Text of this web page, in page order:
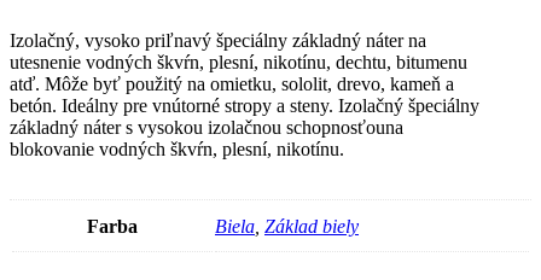
Izolačný, vysoko priľnavý špeciálny základný náter na
utesnenie vodných škvŕn, plesní, nikotínu, dechtu, bitumenu
atď. Môže byť použitý na omietku, sololit, drevo, kameň a
betón. Ideálny pre vnútorné stropy a steny. Izolačný špeciálny
základný náter s vysokou izolačnou schopnosťouna
blokovanie vodných škvŕn, plesní, nikotínu.
Farba Biela Základ biely